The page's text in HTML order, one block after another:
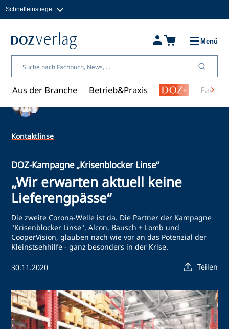
Inhalt
Schnelleinstiege
Fachbücher & Shop
Über uns
Menü
Aus der Branche Betrieb&Praxis
Kontaktlinse
DOZ-Kampagne „Krisenblocker Linse“
„Wir erwarten aktuell keine
Lieferengpässe“
Die zweite Corona-Welle ist da. Die Partner der Kampagne
"Krisenblocker Linse", Alcon, Bausch + Lomb und
CooperVision, glauben nach wie vor an das Potenzial der
Kleinstsehhilfe - ganz besonders in der Krise.
30.11.2020 Teilen